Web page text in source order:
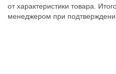
от характеристики товара.
менеджером при